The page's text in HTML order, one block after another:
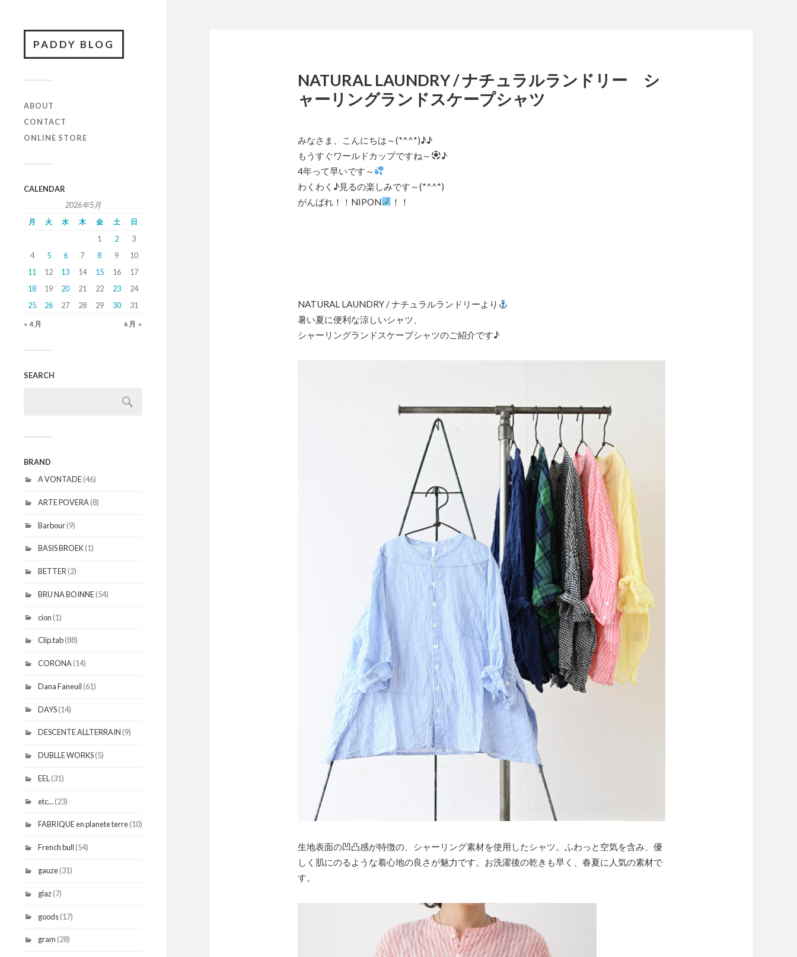
PADDY BLOG
ABOUT
CONTACT
ONLINE STORE
CALENDAR
2026年5月
月 火 水 木 金 土 日
1 2
3
4
5 6 7 8 9
10
11
12 13 14 15 16
17
18
19 20 21 22 23
24
25
26 27 28 29 30 31
« 4月 6月 »
SEARCH
BRAND
A VONTADE(46)
ARTE POVERA (8)
Barbour(9)
BASIS BROEK(1)
BETTER (2)
BRU NA BOINNE(54)
cion (1)
Clip.tab(88)
CORONA (14)
Dana Faneuil (61)
DAYS(14)
DESCENTE ALLTERRAIN (9)
DUBLLE WORKS(5)
EEL (31)
etc…(23)
FABRIQUE en planete terre(10)
French bull (54)
gauze(31)
glaz(7)
goods(17)
gram (28)
NATURAL LAUNDRY / ナチュラルランドリー シ
ャーリングランドスケープシャツ
みなさま、こんにちは～(*^^*)♪♪
もうすぐワールドカップですね～
♪
4年って早いです～
わくわく♪見るの楽しみです～(*^^*)
がんばれ！！NIPON
！！
NATURAL LAUNDRY / ナチュラルランドリーより
暑い夏に便利な涼しいシャツ、
シャーリングランドスケープシャツのご紹介です♪
生地表面の凹凸感が特徴の、シャーリング素材を使用したシャツ。ふわっと空気を含み、優
しく肌にのるような着心地の良さが魅力です。お洗濯後の乾きも早く、春夏に人気の素材で
す。